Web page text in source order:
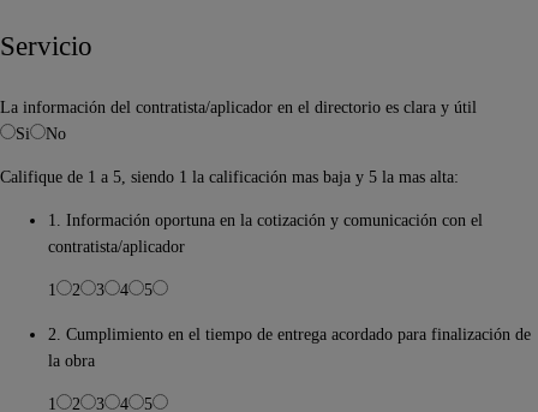
Servicio
La información del contratista/aplicador en el directorio es clara y útil
Si
No
Califique de 1 a 5, siendo 1 la calificación mas baja y 5 la mas alta:
1. Información oportuna en la cotización y comunicación con el
contratista/aplicador
1 2 3 4 5
2. Cumplimiento en el tiempo de entrega acordado para finalización de
la obra
1 2 3 4 5